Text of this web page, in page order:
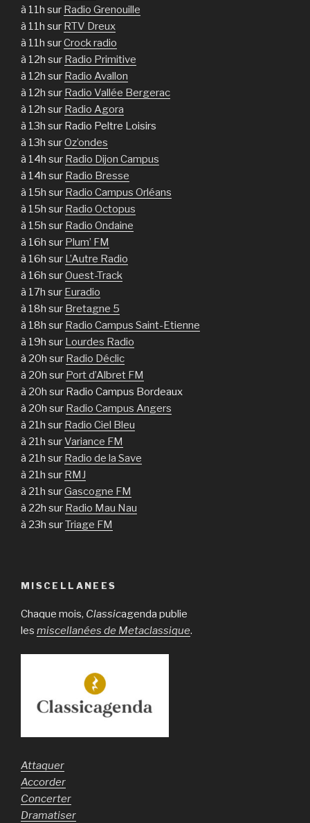
à 11h sur Radio Grenouille
à 11h sur RTV Dreux
à 11h surCrock radio
à 12h sur Radio Primitive
à 12h sur Radio Avallon
à 12h sur Radio Vallée Bergerac
à 12h sur Radio Agora
à 13h sur Radio Peltre Loisirs
à 13h surOz’ondes
à 14h sur Radio Dijon Campus
à 14h sur Radio Bresse
à 15h sur Radio Campus Orléans
à 15h sur Radio Octopus
à 15h sur Radio Ondaine
à 16h sur Plum’ FM
à 16h sur L’Autre Radio
à 16h surOuest-Track
à 17h sur Euradio
à 18h sur Bretagne 5
à 18h sur Radio Campus Saint-Etienne
à 19h sur Lourdes Radio
à 20h sur Radio Déclic
à 20h sur Port d’Albret FM
à 20h sur Radio Campus Bordeaux
à 20h sur Radio Campus Angers
à 21h sur Radio Ciel Bleu
à 21h surVariance FM
à 21h sur Radio de la Save
à 21h sur RMJ
à 21h surGascogne FM
à 22h sur Radio Mau Nau
à 23h surTriage FM
MISCELLANEES
Chaque mois, Classicagenda publie
les miscellanées de Metaclassique.
Attaquer
Accorder
Concerter
Dramatiser